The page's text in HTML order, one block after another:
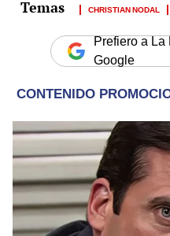
CHRISTIAN NODAL
Prefiero a
Google